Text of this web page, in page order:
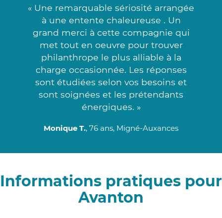
« Une remarquable sériosité arrangée
à une entente chaleureuse . Un
grand merci à cette compagnie qui
met tout en oeuvre pour trouver
philanthrope le plus alliable à la
charge occasionnée. Les réponses
sont étudiées selon vos besoins et
sont soignées et les prétendants
énergiques. »
Monique T., 76 ans, Migné-Auxances
Informations pratiques pour
Avanton